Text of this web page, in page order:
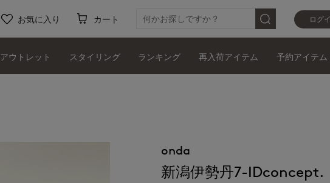
ログ
お気に入り カート
アウトレット スタイリング ランキング 再入荷アイテム 予約アイテム
onda
新潟伊勢丹7-IDconcept.